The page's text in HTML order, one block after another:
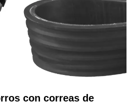
con correas de